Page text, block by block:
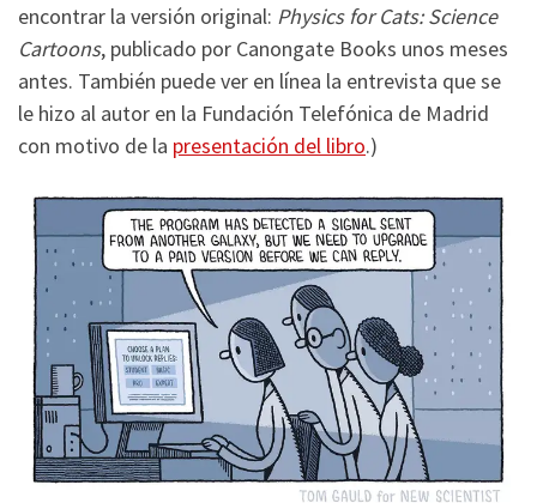
encontrar la versión original: Physics for Cats: Science
Cartoons, publicado por Canongate Books unos meses
antes. También puede ver en línea la entrevista que se
le hizo al autor en la Fundación Telefónica de Madrid
con motivo de la presentación del libro.)